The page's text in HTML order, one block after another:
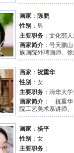
画家 ： 陈鹏
性别 ：男
主要职务 ：文化部
画家简介 ：号天鹏
族画院外聘画师、
画家 ：祝重华
性别 ：女
主要职务 ：清华大
画家简介 ： 祝重华
院工艺美术系讲师
画家 ：杨平
性别 ：女
主要职务 ：